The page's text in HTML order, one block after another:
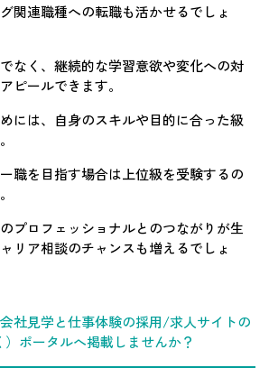
関連職種への転職も活かせるでしょ
なく、継続的な学習意欲や変化への対
ピールできます。
には、自身のスキルや目的に合った級
職を目指す場合は上位級を受験するの
プロフェッショナルとのつながりが生
リア相談のチャンスも増えるでしょ
社見学と仕事体験の採用/求人サイトの
ポータルへ掲載しませんか？